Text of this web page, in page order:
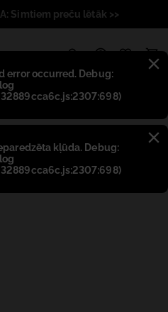
error occurred. Debug:
kļūda. Debug:
Simtiem preču lētāk >>